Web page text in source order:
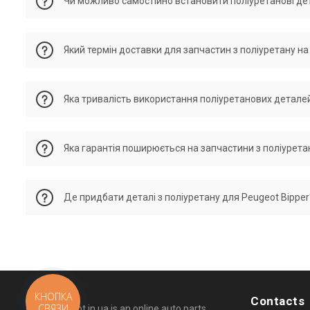
або трансмісія, настійно рекомендується залучати
Який термін доставки для запчастин з поліуретану
правило, доставка по Україні триває 1-3 дні. Якщо
зазвичай відправляються того ж дня. Тим не менш, строки
Україні займає від одного до трьох днів.
Яка тривалість використання поліуретанових
роботи, навантаження та типу деталі. Поліуретан
його довговічним матеріалом для автомобільних
перевершуючи гумові варіанти. Термін служби таких
Яка гарантія поширюється на запчастини з
зношення, внаслідок некоректної установки,
Де придбати деталі з поліуретану для Peugeot
співвідношення ціни та якості.
Contacts
КНОПКА